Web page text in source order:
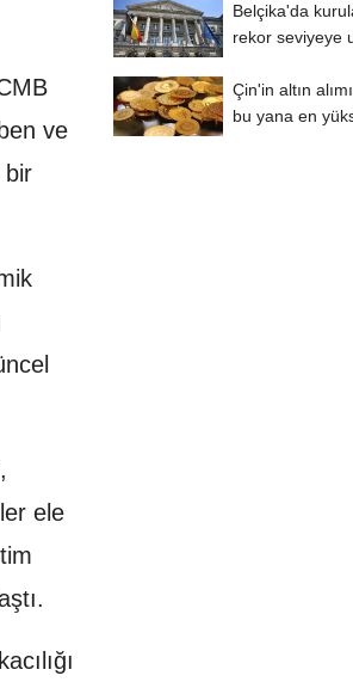
ve
bir
ele
Belçika'da
rekor seviyeye
Çin'in altın
bu yana en